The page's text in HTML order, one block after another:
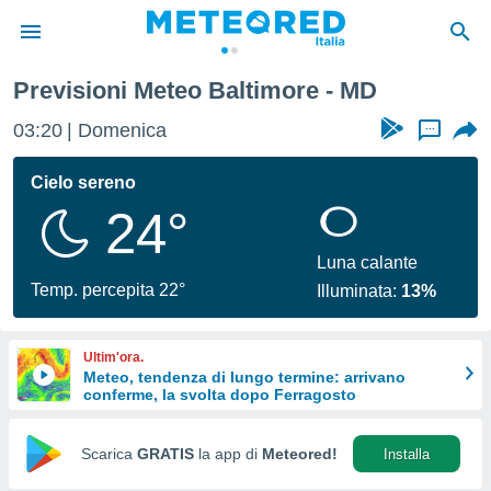
di
per
le
di
Web
Previsioni Meteo Baltimore - MD
03:20 Domenica ...
Cielo sereno
24°
Temp. percepita 22°
Luna calante
Illuminata: 13%
Ultim'ora.
Meteo, tendenza di lungo termine: arrivano
conferme, la svolta dopo Ferragosto
Scarica GRATIS la app di Meteored! Installa